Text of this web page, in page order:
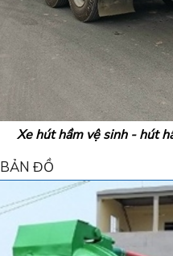
Xe hút hầm vệ sinh - hút
BẢN ĐỒ